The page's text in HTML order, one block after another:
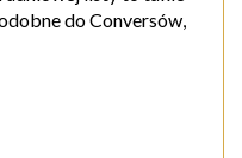
do Conversów,